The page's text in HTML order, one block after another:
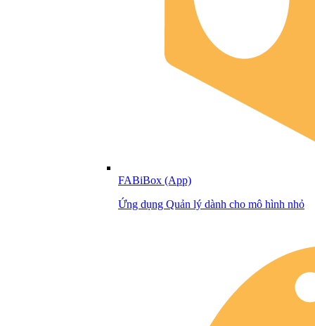
FABiBox (App)
Ứng dụng Quản lý dành cho mô hình nhỏ